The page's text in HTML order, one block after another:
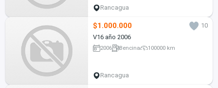
Rancagua
$1.000.000
10
V16 año 2006
2006 Bencina 100000 km
Rancagua